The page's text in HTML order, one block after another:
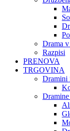
Drama
Razpisi
PRENOVA
TRGOVINA
Dramini